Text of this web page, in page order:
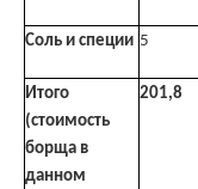
Соль и специи 5
Итого
(стоимость
борща в
данном
201,8